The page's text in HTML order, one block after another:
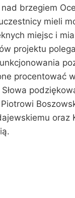
brzegiem
mieli
miejsc i
projektu
procentować